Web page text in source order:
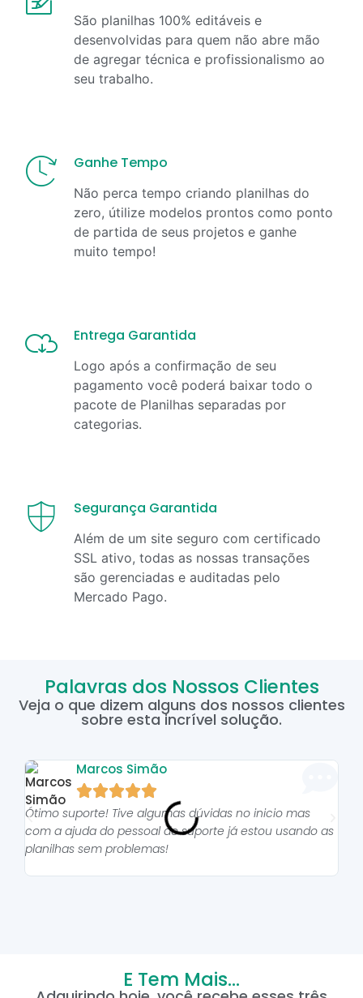
São planilhas 100% editáveis e
desenvolvidas para quem não abre mão
de agregar técnica e profissionalismo ao
seu trabalho.
Ganhe Tempo
Não perca tempo criando planilhas do
zero, útilize modelos prontos como ponto
de partida de seus projetos e ganhe
muito tempo!
Entrega Garantida
Logo após a confirmação de seu
pagamento você poderá baixar todo o
pacote de Planilhas separadas por
categorias.
Segurança Garantida
Além de um site seguro com certificado
SSL ativo, todas as nossas transações
são gerenciadas e auditadas pelo
Mercado Pago.
Palavras dos Nossos Clientes
Veja o que dizem alguns dos nossos clientes
sobre esta incrível solução.
Marcos Simão

Ótimo suporte! Tive algumas dúvidas no inicio mas
com a ajuda do pessoal do suporte já estou usando as
planilhas sem problemas!
E Tem Mais...